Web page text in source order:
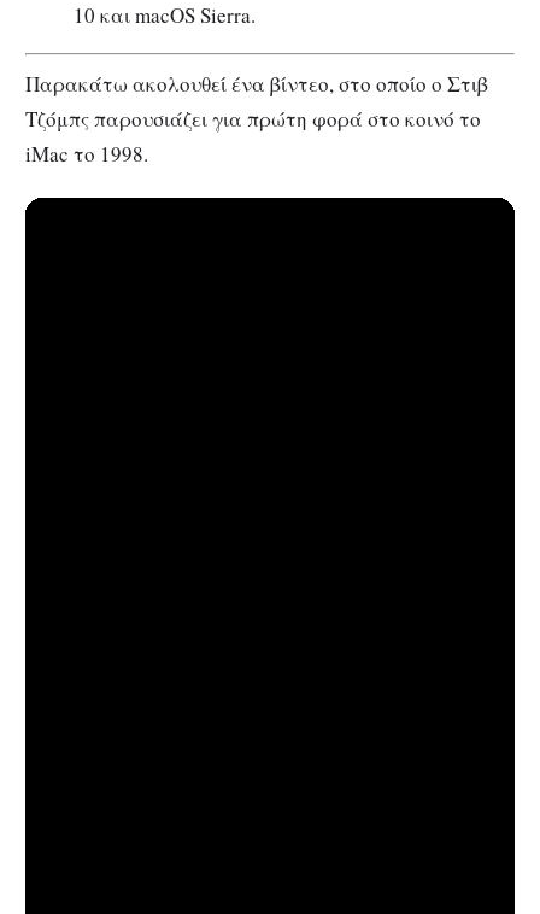
10 και macOS Sierra.
Παρακάτω ακολουθεί ένα βίντεο, στο οποίο o Στιβ
Τζόμπς παρουσιάζει για πρώτη φορά στο κοινό το
iMac το 1998.